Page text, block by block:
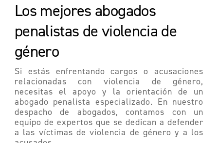
Los mejores abogados
penalistas de violencia de
género
Si estás enfrentando cargos o acusaciones
relacionadas con violencia de género,
necesitas el apoyo y la orientación de un
abogado penalista especializado. En nuestro
despacho de abogados, contamos con un
equipo de expertos que se dedican a defender
a las víctimas de violencia de género y a los